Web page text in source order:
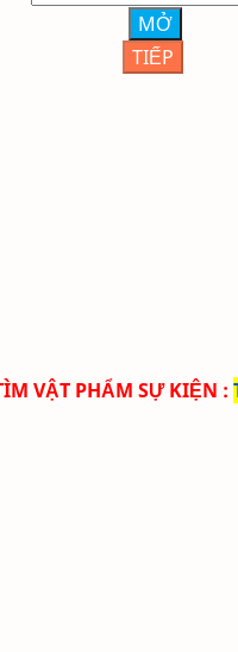
MỞ
TIẾP
VẬT PHẨM SỰ KIỆN :